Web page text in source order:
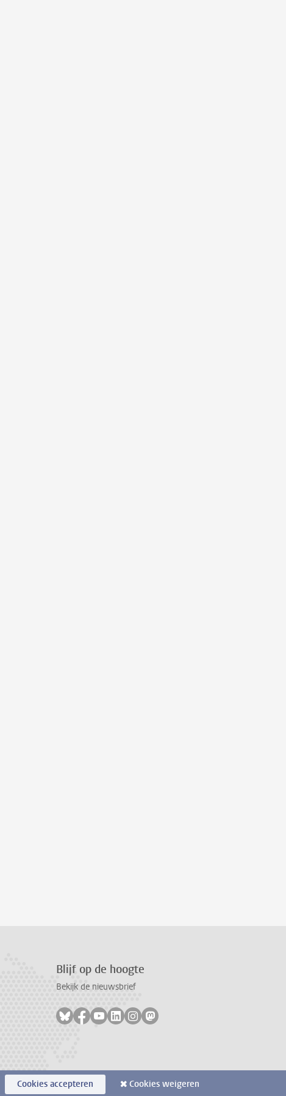
Blijf op de hoogte
Bekijk de nieuwsbrief
Volg ons op bluesky
Volg ons op facebook
Volg ons op youtube
Volg ons op linkedin
Volg ons op instagram
Volg ons op mastodon
Cookies accepteren Cookies weigeren